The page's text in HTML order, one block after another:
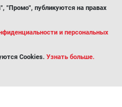
"Промо", публикуются на правах
и персональных
Cookies. Узнать больше.